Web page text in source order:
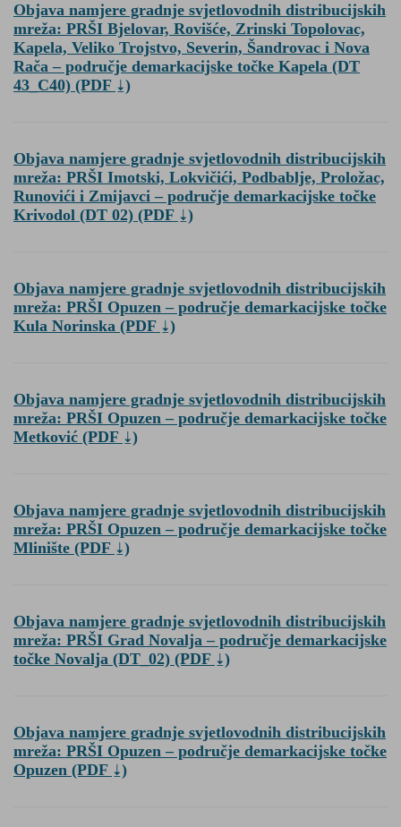
Objava namjere gradnje svjetlovodnih distribucijskih
mreža: PRŠI Bjelovar, Rovišće, Zrinski Topolovac,
Kapela, Veliko Trojstvo, Severin, Šandrovac i Nova
Rača – područje demarkacijske točke Kapela (DT
43_C40) (PDF )
Objava namjere gradnje svjetlovodnih distribucijskih
mreža: PRŠI Imotski, Lokvičići, Podbablje, Proložac,
Runovići i Zmijavci – područje demarkacijske točke
Krivodol (DT 02) (PDF )
Objava namjere gradnje svjetlovodnih distribucijskih
mreža: PRŠI Opuzen – područje demarkacijske točke
Kula Norinska (PDF )
Objava namjere gradnje svjetlovodnih distribucijskih
mreža: PRŠI Opuzen – područje demarkacijske točke
Metković (PDF )
Objava namjere gradnje svjetlovodnih distribucijskih
mreža: PRŠI Opuzen – područje demarkacijske točke
Mlinište (PDF )
Objava namjere gradnje svjetlovodnih distribucijskih
mreža: PRŠI Grad Novalja – područje demarkacijske
točke Novalja (DT_02) (PDF )
Objava namjere gradnje svjetlovodnih distribucijskih
mreža: PRŠI Opuzen – područje demarkacijske točke
Opuzen (PDF )